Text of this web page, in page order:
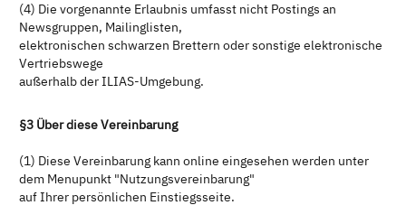
(4) Die vorgenannte Erlaubnis umfasst nicht Postings an
Newsgruppen, Mailinglisten,
elektronischen schwarzen Brettern oder sonstige elektronische
Vertriebswege
außerhalb der ILIAS-Umgebung.
§3 Über diese Vereinbarung
(1) Diese Vereinbarung kann online eingesehen werden unter
dem Menupunkt "Nutzungsvereinbarung"
auf Ihrer persönlichen Einstiegsseite.